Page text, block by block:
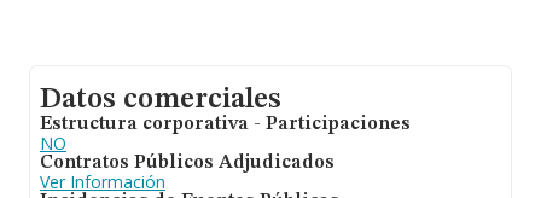
Datos comerciales
Estructura corporativa - Participaciones
NO
Contratos Públicos Adjudicados
Ver Información